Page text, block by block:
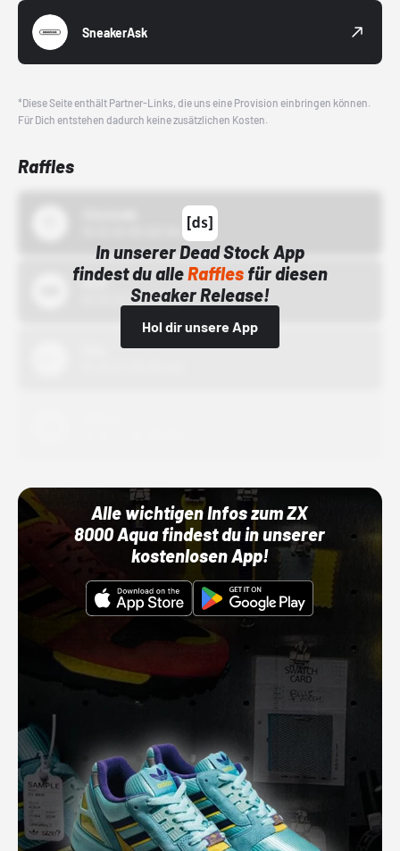
SneakerAsk
*Diese Seite enthält Partner-Links, die uns eine Provision einbringen können.
Für Dich entstehen dadurch keine zusätzlichen Kosten.
Raffles
In unserer Dead Stock App
findest du alleRafflesfür diesen
Sneaker Release!
Hol dir unsere App
Bstn
01.10.22 00:00 Uhr
Alle wichtigen Infos zum ZX
8000 Aqua findest du in unserer
kostenlosen App!